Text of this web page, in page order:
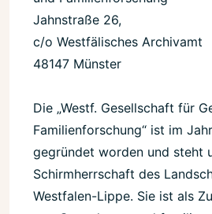
Jahnstraße 26,
c/o Westfälisches Archivamt
48147 Münster
Die „Westf. Gesellschaft für
Familienforschung“ ist im
gegründet worden und steht
Schirmherrschaft des
Westfalen-Lippe. Sie ist als